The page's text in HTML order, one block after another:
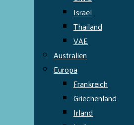
Israel
Thailand
VAE
Australien
Europa
Frankreich
Griechenland
Irland